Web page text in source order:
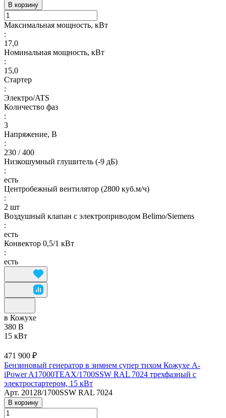
В корзину
Максимальная мощность, кВт
:
17,0
Номинальная мощность, кВт
:
15,0
Стартер
:
Электро/ATS
Количество фаз
:
3
Напряжение, В
:
230 / 400
Низкошумный глушитель (-9 дБ)
:
есть
Центробежный вентилятор (2800 куб.м/ч)
:
2 шт
Воздушный клапан с электроприводом Belimo/Siemens
:
есть
Конвектор 0,5/1 кВт
:
есть
в Кожухе
380 В
15 кВт
471 900 ₽
Бензиновый генератор в зимнем супер тихом Кожухе A-
iPower A17000TEAX/1700SSW RAL 7024 трехфазный с
электростартером, 15 кВт
Арт. 20128/1700SSW RAL 7024
В корзину